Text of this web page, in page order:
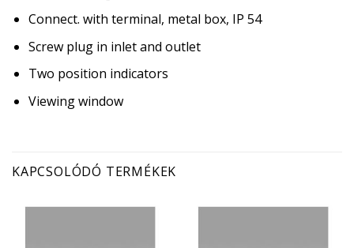
Connect. with terminal, metal box, IP 54
Screw plug in inlet and outlet
Two position indicators
Viewing window
KAPCSOLÓDÓ TERMÉKEK